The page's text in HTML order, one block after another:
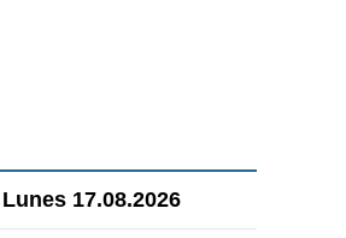
Lunes 17.08.2026